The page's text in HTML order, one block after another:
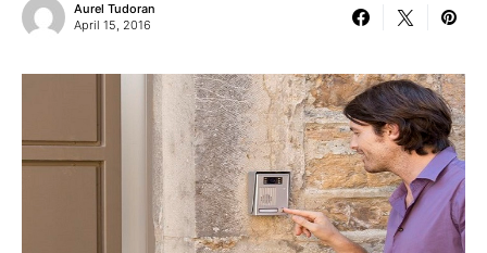
Aurel Tudoran
April 15, 2016